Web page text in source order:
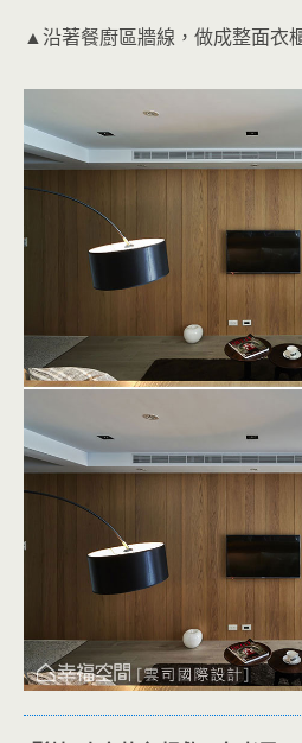
▲沿著餐廚區牆線，做成整面衣